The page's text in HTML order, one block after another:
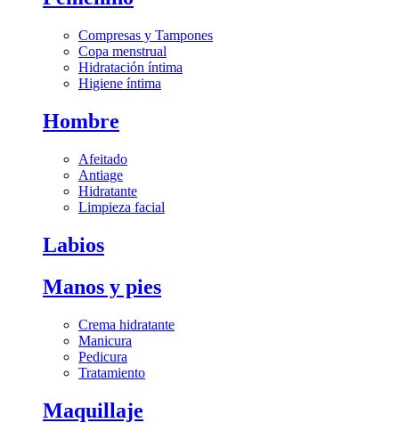
Compresas y Tampones
Copa menstrual
Hidratación íntima
Higiene íntima
Hombre
Afeitado
Antiage
Hidratante
Limpieza facial
Labios
Manos y pies
Crema hidratante
Manicura
Pedicura
Tratamiento
Maquillaje